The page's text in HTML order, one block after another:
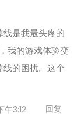
是我最头疼的
我的游戏体验变
的困扰。这个
3:12 回复